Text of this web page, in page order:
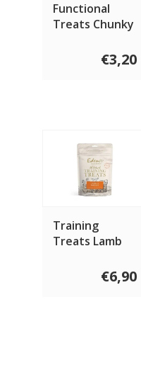
Functional
Treats Chunky
€3,20
Training
Treats Lamb
€6,90